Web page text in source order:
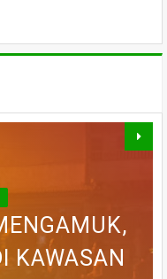
YANG
SAAT
KAWASAN
DI
AKHIRNYA